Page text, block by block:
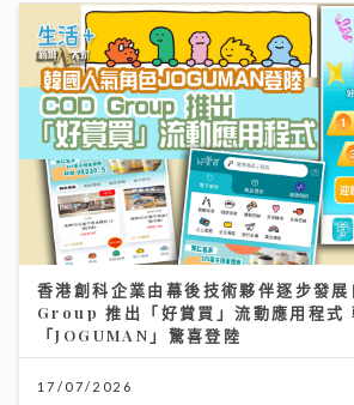
香港創科企業由幕後技術夥伴逐步發
Group 推出「好賞買」流動應用程式
「JOGUMAN」驚喜登陸
17/07/2026